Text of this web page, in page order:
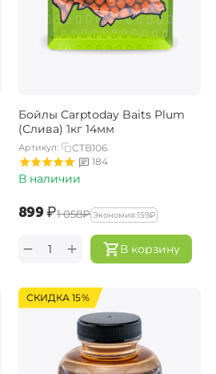
Бойлы Carptoday Baits Plum
(Слива) 1кг 14мм
Артикул:
CTB106
184
В наличии
‍899‍₽‍1 058‍₽ Экономия:‍159‍₽
В корзину
+
−
СКИДКА 15%